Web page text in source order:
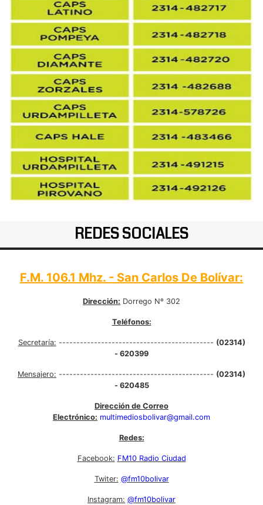
REDES SOCIALES
F.M. 106.1 Mhz. - San Carlos De Bolívar:
Dirección: Dorrego Nº 302
Teléfonos:
Secretaría: -------------------------------------------- (02314)
- 620399
Mensajero: -------------------------------------------- (02314)
- 620485
Dirección de Correo
Electrónico: multimediosbolivar@gmail.com
Redes:
Facebook: FM10 Radio Ciudad
Twiter: @fm10bolivar
Instagram: @fm10bolivar